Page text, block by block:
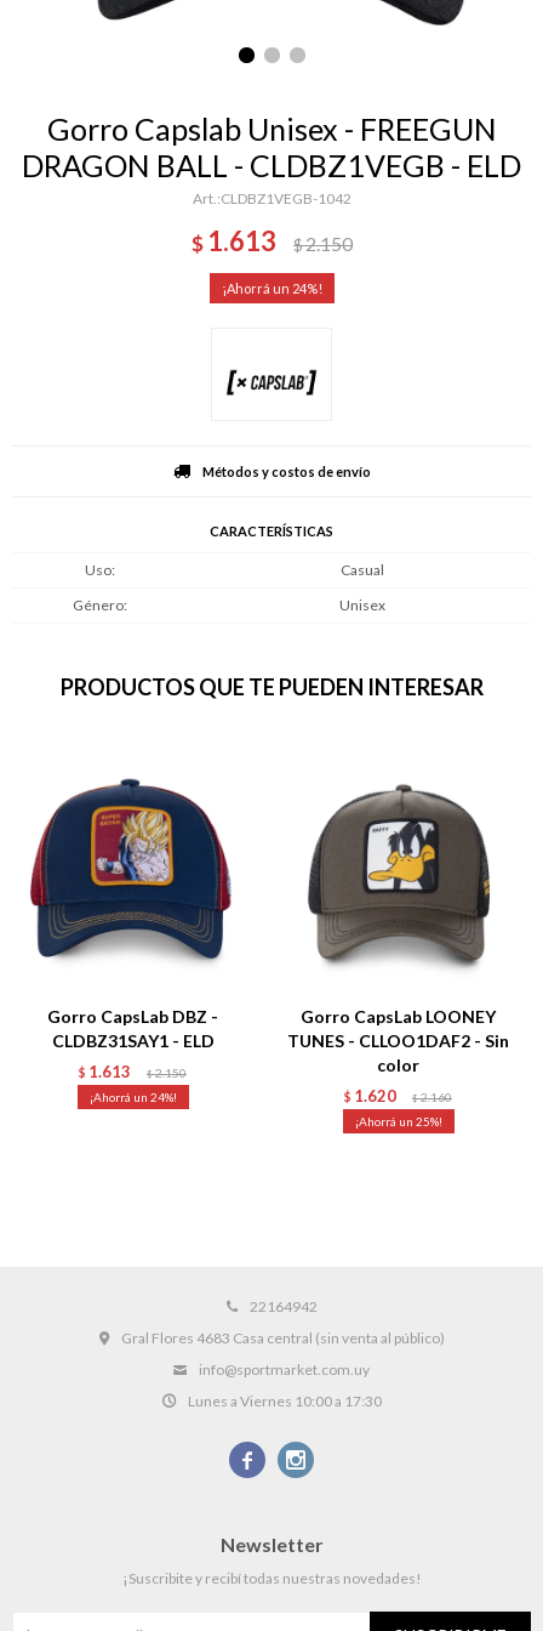
Gorro Capslab Unisex - FREEGUN
DRAGON BALL - CLDBZ1VEGB - ELD
CLDBZ1VEGB-1042
$ 1.613 $2.150
24
Métodos y costos de envío
CARACTERÍSTICAS
Uso
Casual
Género
Unisex
PRODUCTOS QUE TE PUEDEN INTERESAR
Gorro CapsLab DBZ -
CLDBZ31SAY1 - ELD
$ 1.613 $ 2.150
24
Gorro CapsLab LOONEY
TUNES - CLLOO1DAF2 - Sin
color
$ 1.620 $ 2.160
25
22164942
Gral Flores 4683 Casa central (sin venta al público)
info@sportmarket.com.uy
Lunes a Viernes 10:00 a 17:30
 
Newsletter
¡Suscribite y recibí todas nuestras novedades!